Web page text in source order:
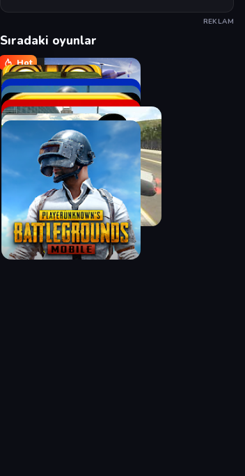
REKLAM
Sıradaki oyunlar
Hot